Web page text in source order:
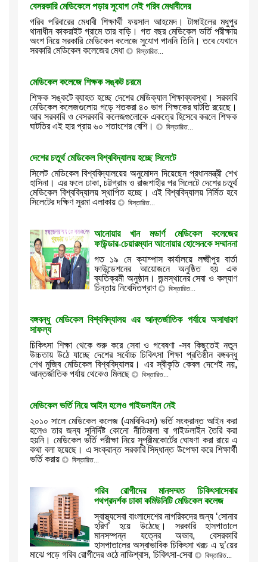
বেসরকারি মেডিকেলে পড়ার সুযোগ নেই গরিব মেধাবীদের
গরিব পরিবারের মেধাবী শিক্ষার্থী ফয়সাল আহমেদ। টাঙ্গাইলের মধুপুর
থানাধীন কাকরাইট গ্রামে তার বাড়ি। গত বছর মেডিকেল ভর্তি পরীক্ষায়
অংশ নিয়ে সরকারি মেডিকেল কলেজে সুযোগ পাননি তিনি। তবে যেখানে
সরকারি মেডিকেল কলেজের মেধা
বিস্তারিত...
মেডিকেল কলেজে শিক্ষক সঙ্কট চরমে
শিক্ষক সঙ্কটে ব্যাহত হচ্ছে দেশের মেডিক্যাল শিক্ষাব্যবস্থা। সরকারি
মেডিকেল কলেজগুলোয় গড়ে শতকরা ৪০ ভাগ শিক্ষকের ঘাটতি রয়েছে।
আর সরকারি ও বেসরকারি কলেজগুলোকে একত্রে হিসেবে করলে শিক্ষক
ঘাটতির এই হার প্রায় ৬০ শতাংশের বেশি।
বিস্তারিত...
দেশের চতুর্থ মেডিকেল বিশ্ববিদ্যালয় হচ্ছে সিলেটে
সিলেট মেডিকেল বিশ্ববিদ্যালয়ের অনুমোদন দিয়েছেন প্রধানমন্ত্রী শেখ
হাসিনা। এর ফলে ঢাকা, চট্টগ্রাম ও রাজশাহীর পর সিলেটে দেশের চতুর্থ
মেডিকেল বিশ্ববিদ্যালয় স্থাপিত হচ্ছে। এই বিশ্ববিদ্যালয় নির্মিত হবে
সিলেটের দক্ষিণ সুরমা এলাকায়
বিস্তারিত...
আনোয়ার খান মডার্ণ মেডিকেল কলেজের
ফাউন্ডার-চেয়ারম্যান আনোয়ার হোসেনকে সম্মাননা
গত ১৯ মে ক্যাম্পাস কার্যালয়ে লক্ষ্মীপুর বার্তা
ফাউন্ডেশনের আয়োজনে অনুষ্ঠিত হয় এক
ব্যতিক্রমী অনুষ্ঠান। জন্মস্থানের সেবা ও কল্যাণ
চিন্তায় নিবেদিতপ্রাণ
বিস্তারিত...
বঙ্গবন্ধু মেডিকেল বিশ্ববিদ্যালয় এর আন্তর্জাতিক পর্যায়ে অসাধারণ
সাফল্য
চিকিৎসা শিক্ষা থেকে শুরু করে সেবা ও গবেষণা -সব কিছুতেই নতুন
উচ্চতায় উঠে যাচ্ছে দেশের সর্বোচ্চ চিকিৎসা শিক্ষা প্রতিষ্ঠান বঙ্গবন্ধু
শেখ মুজিব মেডিকেল বিশ্ববিদ্যালয়। এর স্বীকৃতি কেবল দেশেই নয়,
আন্তর্জাতিক পর্যায় থেকেও মিলছে
বিস্তারিত...
মেডিকেল ভর্তি নিয়ে আইন হলেও গাইডলাইন নেই
২০১০ সালে মেডিকেল কলেজ (এমবিবিএস) ভর্তি সংক্রান্ত আইন করা
হলেও তার জন্য সুনির্দিষ্ট কোনো নীতিমালা বা গাইডলাইন তৈরি করা
হয়নি। মেডিকেল ভর্তি পরীক্ষা নিয়ে সুপ্রীমকোর্টের ঘোষণা করা রায়ে এ
কথা বলা হয়েছে। এ সংক্রান্ত সরকারি সিদ্ধান্ত উপেক্ষা করে শিক্ষার্থী
ভর্তি করায়
বিস্তারিত...
গরিব রোগীদের মানসম্মত চিকিৎসাসেবার
পথপ্রদর্শক ঢাকা কমিউনিটি মেডিকেল কলেজ
স্বাস্থ্যসেবা বাংলাদেশের নাগরিকদের জন্য ‘সোনার
হরিণ’ হয়ে উঠেছে। সরকারি হাসপাতালে
মানসম্পন্ন যত্নের অভাব, বেসরকারি
হাসপাতালের অস্বাভাবিক চিকিৎসা খরচ এ দু’য়ের
মাঝে পড়ে গরিব রোগীদের ওঠে নাভিশ্বাস, চিকিৎসা-সেবা
বিস্তারিত...